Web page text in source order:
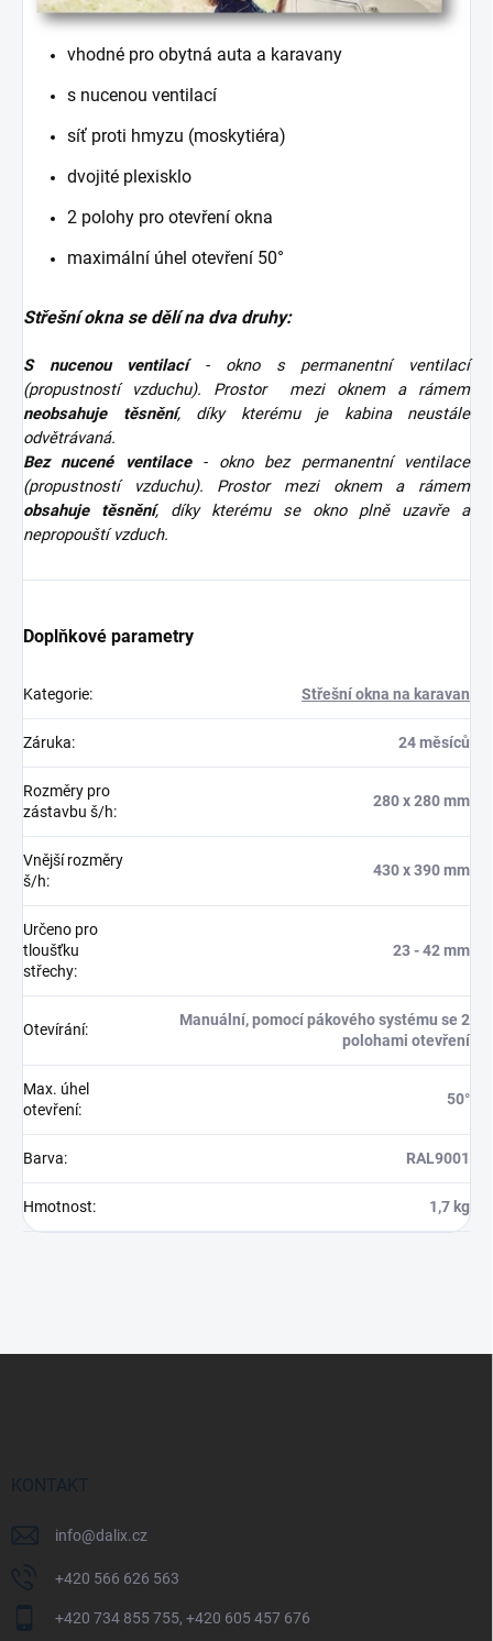
vhodné pro obytná auta a karavany
s nucenou ventilací
síť proti hmyzu (moskytiéra)
dvojité plexisklo
2 polohy pro otevření okna
maximální úhel otevření 50°
Střešní okna se dělí na dva druhy:
S nucenou ventilací- okno s permanentní ventilací
(propustností vzduchu). Prostor mezi oknem a rámem
neobsahuje těsnění, díky kterému je kabina neustále
odvětrávaná.
Bez nucené ventilace- okno bez permanentní ventilace
(propustností vzduchu). Prostor mezi oknem a rámem
obsahuje těsnění, díky kterému se okno plně uzavře a
nepropouští vzduch.
Doplňkové parametry
Kategorie: Střešní okna na karavan
Záruka: 24 měsíců
Rozměry pro
zástavbu š/h:
280 x 280 mm
Vnější rozměry
š/h:
430 x 390 mm
Určeno pro
tloušťku
střechy:
23 - 42 mm
Otevírání:
Manuální, pomocí pákového systému se 2
polohami otevření
Max. úhel
otevření:
50°
Barva: RAL9001
Hmotnost: 1,7 kg
KONTAKT
info@dalix.cz
+420 566 626 563
+420 734 855 755, +420 605 457 676